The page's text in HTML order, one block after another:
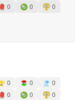
0 0
0
0 0
0
0 0
0